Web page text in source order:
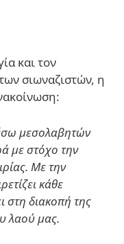
και τον
σιωναζιστών, η
μεσολαβητών
με στόχο την
Με την
κάθε
στη διακοπή της
λαού μας.